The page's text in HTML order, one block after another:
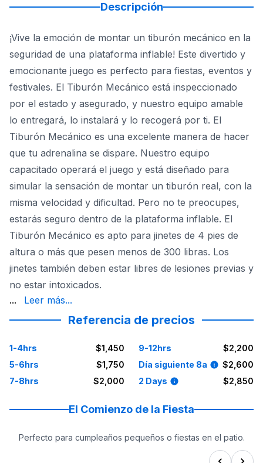
Descripción
¡Vive la emoción de montar un tiburón mecánico en la
seguridad de una plataforma inflable! Este divertido y
emocionante juego es perfecto para fiestas, eventos y
festivales. El Tiburón Mecánico está inspeccionado
por el estado y asegurado, y nuestro equipo amable
lo entregará, lo instalará y lo recogerá por ti. El
Tiburón Mecánico es una excelente manera de hacer
que tu adrenalina se dispare. Nuestro equipo
capacitado operará el juego y está diseñado para
simular la sensación de montar un tiburón real, con la
misma velocidad y dificultad. Pero no te preocupes,
estarás seguro dentro de la plataforma inflable. El
Tiburón Mecánico es apto para jinetes de 4 pies de
altura o más que pesen menos de 300 libras. Los
jinetes también deben estar libres de lesiones previas y
no estar intoxicados.
un renuncia de responsabilidad. El Tiburón Mecánico
... Leer más...
Referencia de precios
1-4hrs
$1,450
5-6hrs
$1,750
7-8hrs
$2,000
9-12hrs
$2,200
Día siguiente 8a
$2,600
2 Days
$2,850
El Comienzo de la Fiesta
Perfecto para cumpleaños pequeños o fiestas en el patio.